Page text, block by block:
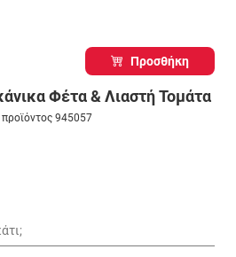
Προσθήκη
Φέτα & Λιαστή Τομάτα
945057